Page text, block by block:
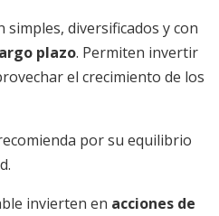
diversificados y con
plazo. Permiten invertir
el crecimiento de los
por su equilibrio
invierten en acciones de